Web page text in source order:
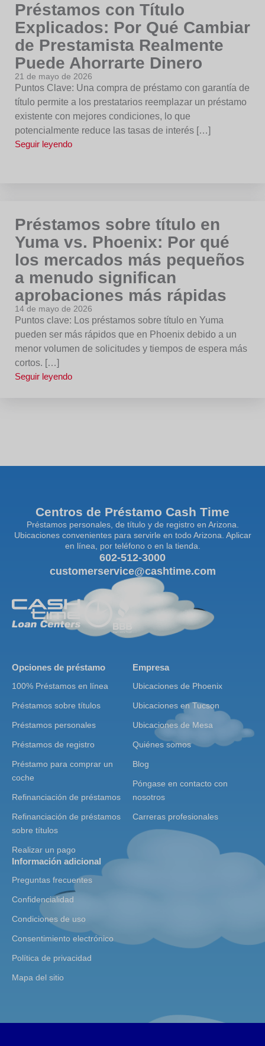
Préstamos con Título
Explicados: Por Qué Cambiar
de Prestamista Realmente
Puede Ahorrarte Dinero
21 de mayo de 2026
Puntos Clave: Una compra de préstamo con garantía de
título permite a los prestatarios reemplazar un préstamo
existente con mejores condiciones, lo que
potencialmente reduce las tasas de interés […]
Seguir leyendo
Préstamos sobre título en
Yuma vs. Phoenix: Por qué
los mercados más pequeños
a menudo significan
aprobaciones más rápidas
14 de mayo de 2026
Puntos clave: Los préstamos sobre título en Yuma
pueden ser más rápidos que en Phoenix debido a un
menor volumen de solicitudes y tiempos de espera más
cortos. […]
Seguir leyendo
Centros de Préstamo Cash Time
Préstamos personales, de título y de registro en Arizona.
Ubicaciones convenientes para servirle en todo Arizona. Aplicar
en línea, por teléfono o en la tienda.
602-512-3000
customerservice@cashtime.com
Opciones de préstamo
100% Préstamos en línea
Préstamos sobre títulos
Préstamos personales
Préstamos de registro
Préstamo para comprar un
coche
Refinanciación de préstamos
Refinanciación de préstamos
sobre títulos
Realizar un pago
Empresa
Ubicaciones de Phoenix
Ubicaciones en Tucson
Ubicaciones de Mesa
Quiénes somos
Blog
Póngase en contacto con
nosotros
Carreras profesionales
Información adicional
Preguntas frecuentes
Confidencialidad
Condiciones de uso
Consentimiento electrónico
Política de privacidad
Mapa del sitio